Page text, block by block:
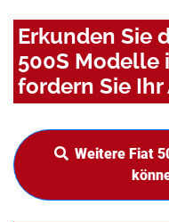
Erkunden Sie
500S Modelle
fordern Sie
Weitere Fiat